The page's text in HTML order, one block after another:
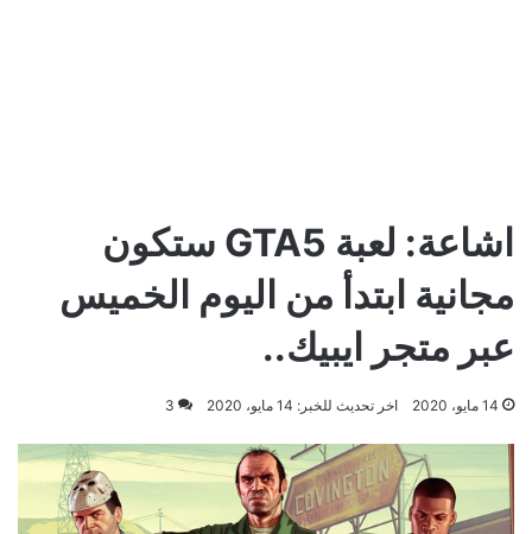
اشاعة: لعبة GTA5 ستكون
مجانية ابتدأ من اليوم الخميس
عبر متجر ايبيك..
14 مايو، 2020 اخر تحديث للخبر: 14 مايو، 2020 3